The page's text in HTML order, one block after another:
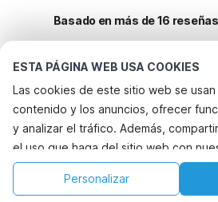
ESTA PÁGINA WEB USA COOKIES
Las cookies de este sitio web se
contenido y los anuncios, ofrecer
y analizar el tráfico. Además,
el uso que haga del sitio web con
sociales, publicidad y análisis web,
combinarla con otra información que
Personalizar
Basado en más de 16
Destinos más populares
Ciudades con los mejores servicios
Casa de vacaciones con jardín oosterend-
Alquileres vacacionales para familias con
Alquileres vacacionales para familias con
Servicios populares para vacaciones
Alquileres vacacionales para familias con
Casa de vacaciones con piscina
Ciudades populares para vacaciones
Inicio Lista de deseos